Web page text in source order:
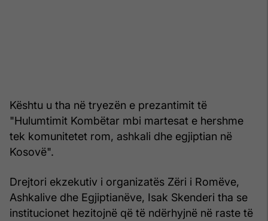
Kështu u tha në tryezën e prezantimit të
"Hulumtimit Kombëtar mbi martesat e hershme
tek komunitetet rom, ashkali dhe egjiptian në
Kosovë".
Drejtori ekzekutiv i organizatës Zëri i Romëve,
Ashkalive dhe Egjiptianëve, Isak Skenderi tha se
institucionet hezitojnë që të ndërhyjnë në raste të